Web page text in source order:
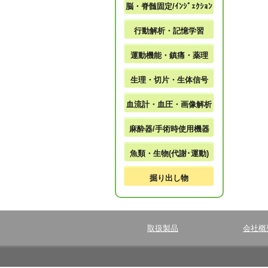
脳・脊髄固定/ｲﾝｼﾞｪｸｼｮﾝ
行動解析・記憶学習
運動機能・鎮痛・薬理
生理・切片・生体信号
血流計・血圧・画像解析
麻酔器/手術時使用機器
魚類・生物(代謝･運動)
掘り出し物
取扱製品 会社概